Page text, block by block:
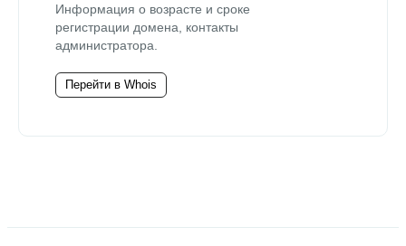
Информация о возрасте и сроке
регистрации домена, контакты
администратора.
Перейти в Whois